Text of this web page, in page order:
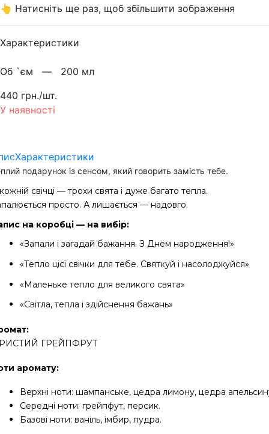
👆 Натисніть ще раз, щоб збільшити зображення
Характеристики
Об `єм — 200 мл
440 грн./шт.
У наявності
Характеристики
подарунок із сенсом, який говорить замість тебе.
свічці — трохи свята і дуже багато тепла.
просто. А лишається — надовго.
на коробці — на вибір:
«Запали і загадай бажання. З Днем народження!»
«Тепло цієї свічки для тебе. Святкуй і насолоджуйся»
«Маленьке тепло для великого свята»
«Світла, тепла і здійснення бажань»
ГРЕЙПФРУТ
аромату:
Верхні ноти: шампанське, цедра лимону, цедра
Середні ноти: грейпфут, персик.
Базові ноти: ваніль, імбир, пудра.